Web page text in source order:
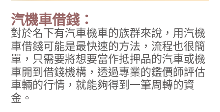
汽機車借錢：
對於名下有汽車機車的族群來說，用汽機
車借錢可能是最快速的方法，流程也很簡
單，只需要將想要當作抵押品的汽車或機
車開到借錢機構，透過專業的鑑價師評估
車輛的行情，就能夠得到一筆周轉的資
金。